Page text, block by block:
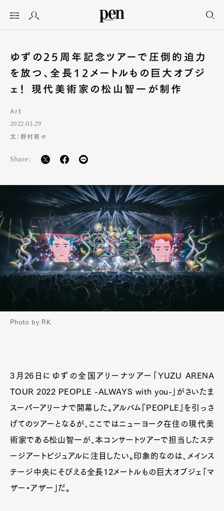
ゆずの25周年記念ツアーで圧倒的迫力
を放つ、全長12メートルもの巨大オブジ
ェ！ 現代美術家の松山智一が制作
Art
2022.03.29
文：野村萌々
Share:
Photo by RK
3月26日にゆずの全国アリーナツアー「YUZU ARENA
TOUR 2022 PEOPLE -ALWAYS with you-」がさいたま
スーパーアリーナで開幕した。アルバム『PEOPLE』を引っさ
げてのツアーとなるが、ここではニューヨーク在住の現代美
術家である松山智一が、本コンサートツアーで担当したステ
ージアートビジュアルに注目したい。印象的なのは、メインス
テージ中央にそびえる全長12メートルもの巨大オブジェ「マ
ザー・アザー」だ。